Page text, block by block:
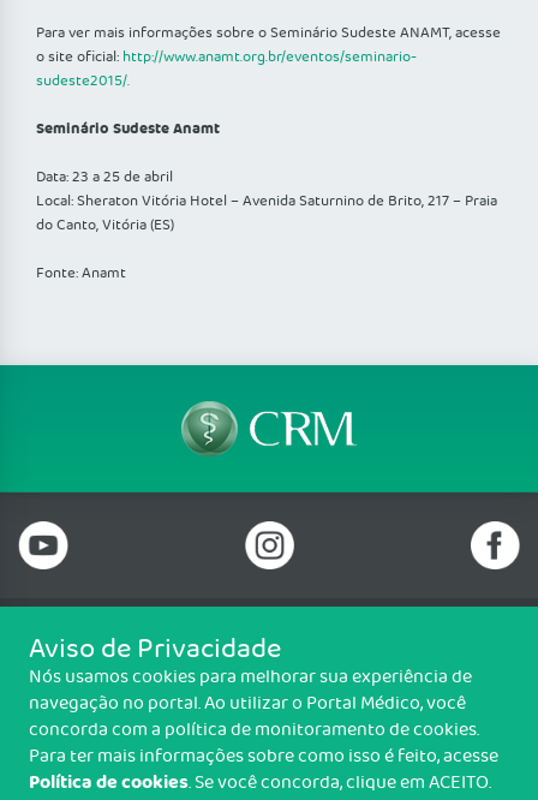
Para ver mais informações sobre o Seminário Sudeste ANAMT, acesse
o site oficial:http://www.anamt.org.br/eventos/seminario-
sudeste2015/.
Seminário Sudeste Anamt
Data: 23 a 25 de abril
Local: Sheraton Vitória Hotel – Avenida Saturnino de Brito, 217 – Praia
do Canto, Vitória (ES)
Fonte: Anamt
Telefone: 69 99912-5448
Email: protocolo@cremero.org.br
Avenida dos Imigrantes, 3414, Liberdade, Porto Velho/RO - CEP: 76803-
850
Copyright CREMERO. Todos os direitos reservados.
Aviso de Privacidade
Nós usamos cookies para melhorar sua experiência de
navegação no portal. Ao utilizar o Portal Médico, você
concorda com a política de monitoramento de cookies.
Para ter mais informações sobre como isso é feito, acesse
Política de cookies. Se você concorda, clique em ACEITO.